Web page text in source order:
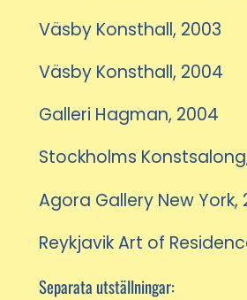
Väsby Konsthall, 2003
Väsby Konsthall, 2004
Galleri Hagman, 2004
Stockholms
Agora Gallery New York,
Reykjavik Art of
Separata utställningar: